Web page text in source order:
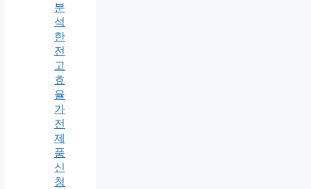
분
석
한
전
고
효
율
가
전
제
품
신
청